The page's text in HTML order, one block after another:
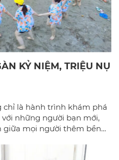
KỶ NIỆM, TRIỆU NỤ
chỉ là hành trình khám phá
những người bạn mới,
giữa mọi người thêm bền